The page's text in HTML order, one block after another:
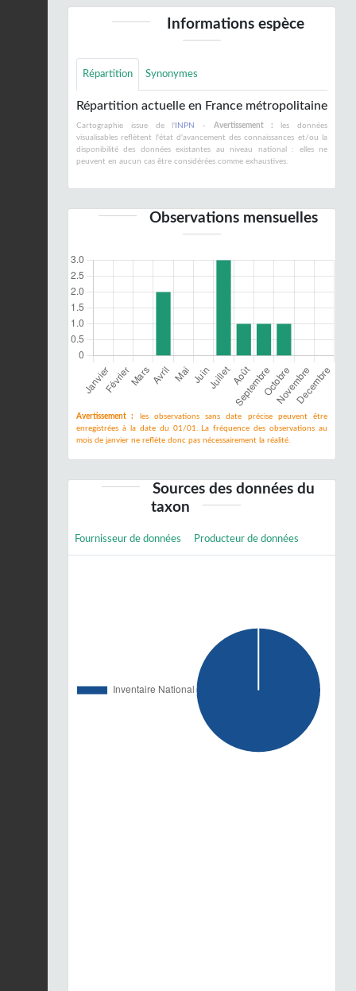
Informations espèce
Répartition Synonymes
Répartition actuelle en France métropolitaine
Cartographie issue de l' INPN - Avertissement : les données
visualisables reflètent l'état d'avancement des connaissances et/ou la
disponibilité des données existantes au niveau national : elles ne
peuvent en aucun cas être considérées comme exhaustives.
Observations mensuelles
Avertissement :
les observations sans date précise peuvent être
enregistrées à la date du 01/01. La fréquence des observations au
mois de janvier ne reflète donc pas nécessairement la réalité.
Sources des données du
taxon
Fournisseur de données Producteur de données